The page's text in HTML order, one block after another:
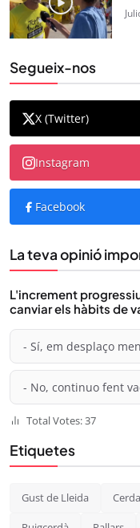
Segueix-nos
X (Twitter)
Instagram
Facebook
La teva opinió
L'increment
canviar els hàbits de
- Sí, em desplaço
- No, continuo fent
Total Votes: 37
Etiquetes
Gust de Lleida